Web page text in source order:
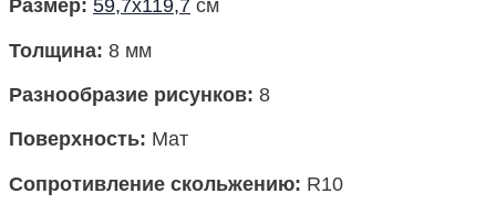
Размер: 59,7х119,7 см
Толщина: 8 мм
Разнообразие рисунков: 8
Поверхность: Мат
Сопротивление скольжению: R10